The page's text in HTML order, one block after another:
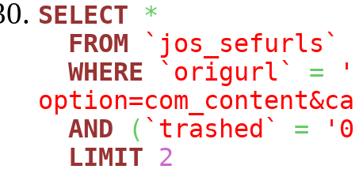
SELECT
*
FROM
`jos_sefurls`
WHERE
`origurl` =
AND
( `trashed` =
LIMIT
2